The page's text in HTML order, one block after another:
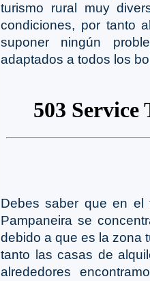
turismo rural muy
condiciones, por tanto
suponer ningún
adaptados a todos los
Debes saber que en el
Pampaneira se
debido a que es la zona
tanto las casas de
alrededores